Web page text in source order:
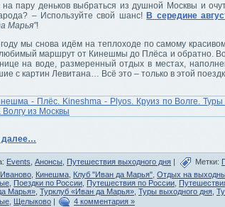
на пару деньков выбраться из душной Москвы и
– Используйте свой шанс! В середине
Марья”!
мы снова идём на теплоходе по самому
маршрут от Кинешмы до Плёса и обратно.
на воде, размеренный отдых в местах,
с картин Левитана… Всё это – только в этой
далее…
Events Анонсы Путешествия выходного дня Метки:
Иваново, Кинешма, Клуб "Иван да Марья", Отдых на
, Поездки по России, Путешествия по России,
Марья», Турклуб «Иван да Марья», Туры выходного дня,
Щелыково 4 комментария »